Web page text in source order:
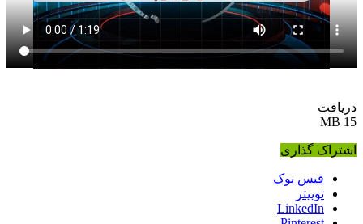
دریافت
15 MB
اشتراک گذاری
فیس بوک
توییتر
LinkedIn